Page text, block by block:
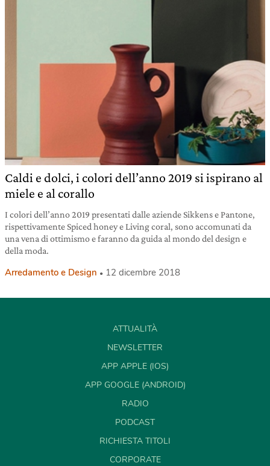
Caldi e dolci, i colori dell’anno 2019 si ispirano al
miele e al corallo
I colori dell’anno 2019 presentati dalle aziende Sikkens e Pantone,
rispettivamente Spiced honey e Living coral, sono accomunati da
una vena di ottimismo e faranno da guida al mondo del design e
della moda.
Arredamento e Design 12 dicembre 2018
ATTUALITÀ
NEWSLETTER
APP APPLE (IOS)
APP GOOGLE (ANDROID)
RADIO
PODCAST
RICHIESTA TITOLI
CORPORATE